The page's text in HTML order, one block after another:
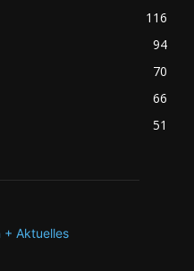
116
94
70
66
51